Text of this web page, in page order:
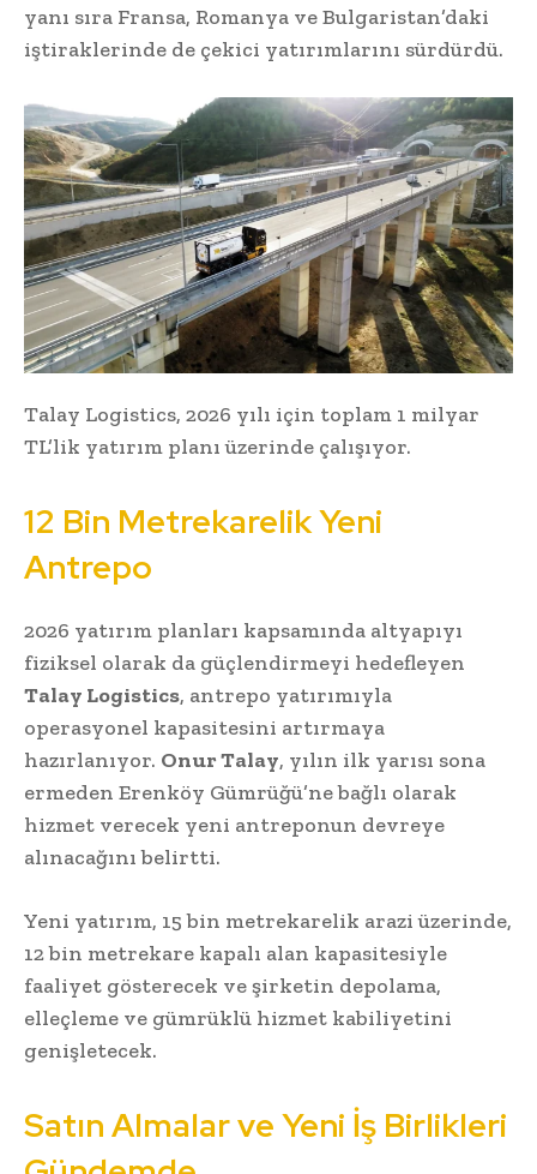
yanı sıra Fransa, Romanya ve Bulgaristan’daki
iştiraklerinde de çekici yatırımlarını sürdürdü.
Talay Logistics, 2026 yılı için toplam 1 milyar
TL’lik yatırım planı üzerinde çalışıyor.
12 Bin Metrekarelik Yeni
Antrepo
2026 yatırım planları kapsamında altyapıyı
fiziksel olarak da güçlendirmeyi hedefleyen
Talay Logistics, antrepo yatırımıyla
operasyonel kapasitesini artırmaya
hazırlanıyor. Onur Talay, yılın ilk yarısı sona
ermeden Erenköy Gümrüğü’ne bağlı olarak
hizmet verecek yeni antreponun devreye
alınacağını belirtti.
Yeni yatırım, 15 bin metrekarelik arazi üzerinde,
12 bin metrekare kapalı alan kapasitesiyle
faaliyet gösterecek ve şirketin depolama,
elleçleme ve gümrüklü hizmet kabiliyetini
genişletecek.
Satın Almalar ve Yeni İş Birlikleri